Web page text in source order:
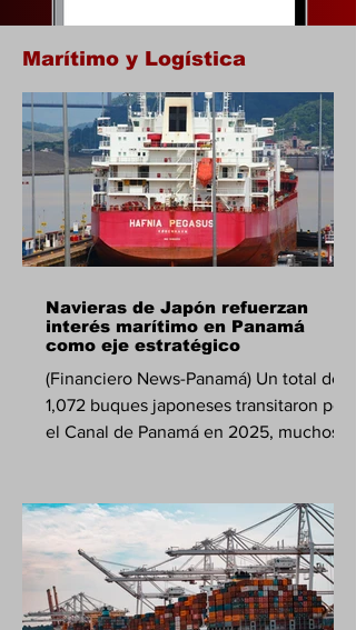
Marítimo y Logística
Navieras de Japón refuerzan
interés marítimo en Panamá
como eje estratégico
(Financiero News-Panamá) Un total de
1,072 buques japoneses transitaron por
el Canal de Panamá en 2025, muchos
interoceánica para la seguridad
económica de Japón y que marcó el
nuevo encuentro entre el presidente
José Raúl Mulino y una delegación de
la Asociación de Navieros de Japón,